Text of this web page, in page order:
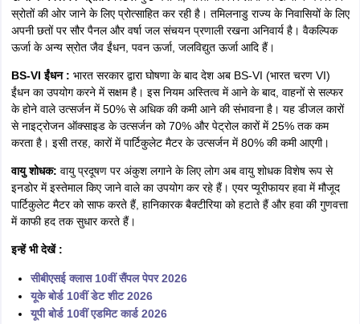
स्रोतों की ओर जाने के लिए प्रोत्साहित कर रही है। तमिलनाडु राज्य के निवासियों के लिए
अपनी छतों पर सौर पैनल और वर्षा जल संचयन प्रणाली रखना अनिवार्य है। वैकल्पिक
ऊर्जा के अन्य स्रोत जैव ईंधन, पवन ऊर्जा, जलविद्युत ऊर्जा आदि हैं।
BS-VI ईंधन : भारत सरकार द्वारा घोषणा के बाद देश अब BS-VI (भारत चरण VI)
ईंधन का उपयोग करने में सक्षम है। इस नियम अस्तित्व में आने के बाद, वाहनों से सल्फर
के होने वाले उत्सर्जन में 50% से अधिक की कमी आने की संभावना है। यह डीजल कारों
से नाइट्रोजन ऑक्साइड के उत्सर्जन को 70% और पेट्रोल कारों में 25% तक कम
करता है। इसी तरह, कारों में पार्टिकुलेट मैटर के उत्सर्जन में 80% की कमी आएगी।
वायु शोधक: वायु प्रदूषण पर अंकुश लगाने के लिए लोग अब वायु शोधक विशेष रूप से
इनडोर में इस्तेमाल किए जाने वाले का उपयोग कर रहे हैं। एयर प्यूरीफायर हवा में मौजूद
पार्टिकुलेट मैटर को साफ करते हैं, हानिकारक बैक्टीरिया को हटाते हैं और हवा की गुणवत्ता
में काफी हद तक सुधार करते हैं।
इन्हें भी देखें :
सीबीएसई क्लास 10वीं सैंपल पेपर 2026
यूके बोर्ड 10वीं डेट शीट 2026
यूपी बोर्ड 10वीं एडमिट कार्ड 2026